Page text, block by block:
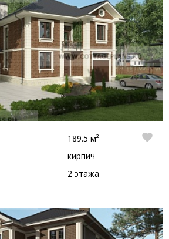
189.5 м²
кирпич
2 этажа